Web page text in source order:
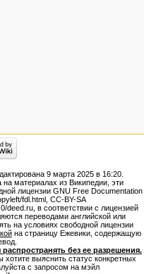
9 марта 2025 в 16:20.
материалах из Википедии, эти
лицензии GNU Free Documentation
fdl.html, CC-BY-SA
в соответствии с лицензией
переводами английской или
на условиях свободной лицензии
на страницу Ежевики, содержащую
без ее разрешения.
выяснить статус конкретных
с запросом на мэйл